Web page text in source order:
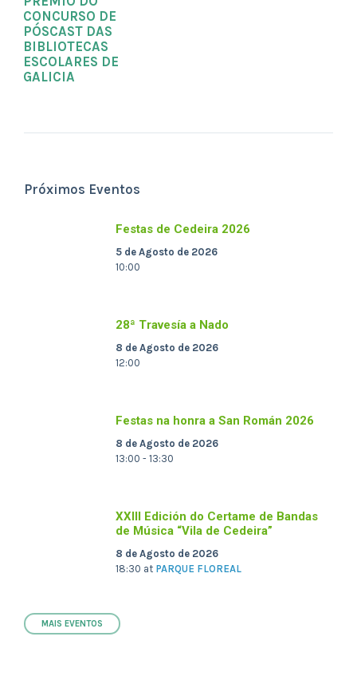
CONCURSO DE
PÓSCAST DAS
BIBLIOTECAS
ESCOLARES DE
GALICIA
Próximos Eventos
Festas de Cedeira 2026
5 de Agosto de 2026
10:00
28ª Travesía a Nado
8 de Agosto de 2026
12:00
Festas na honra a San Román 2026
8 de Agosto de 2026
13:00 - 13:30
XXIII Edición do Certame de Bandas
de Música “Vila de Cedeira”
8 de Agosto de 2026
18:30 at PARQUE FLOREAL
MAIS EVENTOS